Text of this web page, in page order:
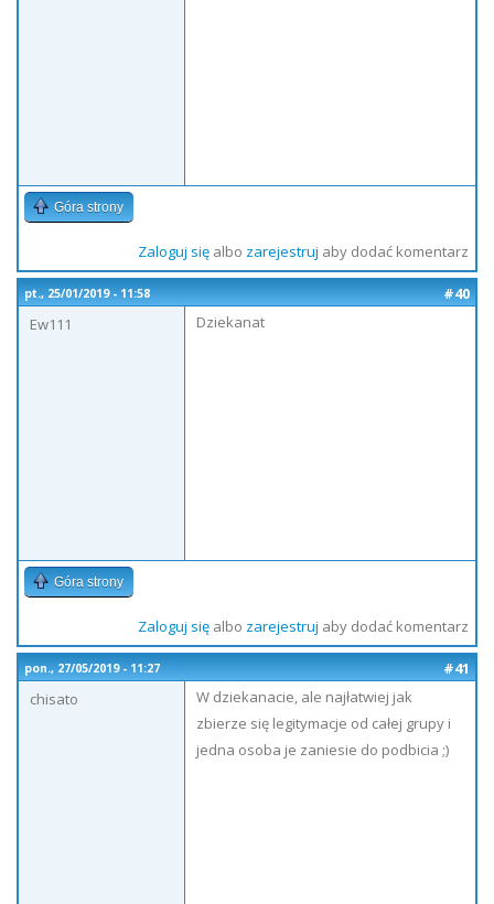
Góra strony
Zaloguj sięalbo zarejestruj aby dodać komentarz
pt., 25/01/2019 - 11:58
#40
Ew111
Dziekanat
Góra strony
Zaloguj sięalbo zarejestruj aby dodać komentarz
pon., 27/05/2019 - 11:27
#41
chisato
W dziekanacie, ale najłatwiej jak
zbierze się legitymacje od całej grupy i
jedna osoba je zaniesie do podbicia ;)